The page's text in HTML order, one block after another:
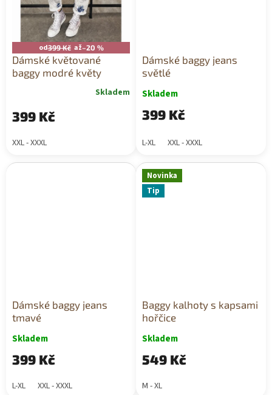
od399 Kč až–20 %
Dámské květované
baggy modré květy
Skladem
399 Kč
XXL - XXXL
Dámské baggy jeans
světlé
Skladem
399 Kč
L-XL XXL - XXXL
Dámské baggy jeans
tmavé
Skladem
399 Kč
L-XL XXL - XXXL
Novinka
Tip
Baggy kalhoty s kapsami
hořčice
Skladem
549 Kč
M - XL